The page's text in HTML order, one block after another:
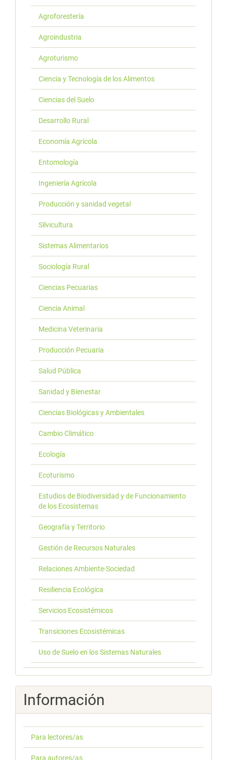
Agroforestería
Agroindustria
Agroturismo
Ciencia y Tecnología de los Alimentos
Ciencias del Suelo
Desarrollo Rural
Economía Agrícola
Entomología
Ingeniería Agrícola
Producción y sanidad vegetal
Silvicultura
Sistemas Alimentarios
Sociología Rural
Ciencias Pecuarias
Ciencia Animal
Medicina Veterinaria
Producción Pecuaria
Salud Pública
Sanidad y Bienestar
Ciencias Biológicas y Ambientales
Cambio Climático
Ecología
Ecoturismo
Estudios de Biodiversidad y de Funcionamiento
de los Ecosistemas
Geografía y Territorio
Gestión de Recursos Naturales
Relaciones Ambiente-Sociedad
Resiliencia Ecológica
Servicios Ecosistémicos
Transiciones Ecosistémicas
Uso de Suelo en los Sistemas Naturales
Información
Para lectores/as
Para autores/as